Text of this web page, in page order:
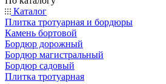
Каталог
Плитка тротуарная и бордюры
Камень бортовой
Бордюр дорожный
Бордюр магистральный
Бордюр садовый
Плитка тротуарная